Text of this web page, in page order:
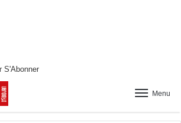
S'Abonner
Menu